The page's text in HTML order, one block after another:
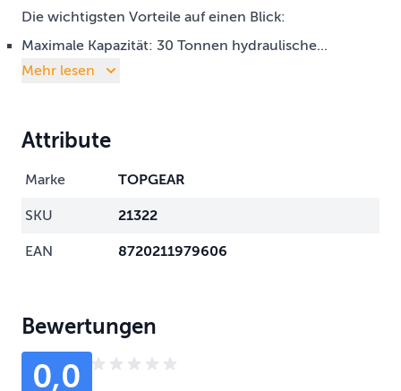
Die wichtigsten Vorteile auf einen Blick:
Maximale Kapazität: 30 Tonnen hydraulische...
Mehr lesen
Attribute
Marke TOPGEAR
SKU 21322
EAN 8720211979606
Bewertungen
0,0